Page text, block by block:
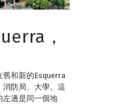
，
和新的Esquerra
防局、大學。這
左邊是同一個地